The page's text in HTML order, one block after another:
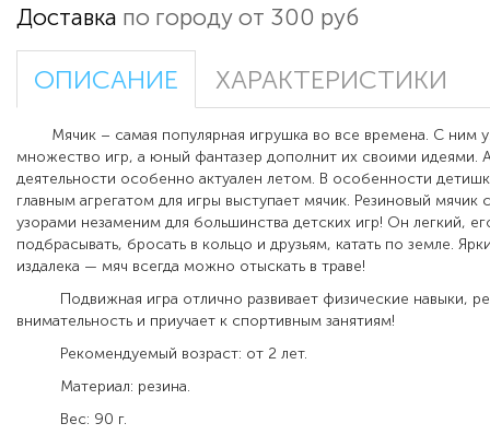
Доставка по городу от 300 руб
ОПИСАНИЕ ХАРАКТЕРИСТИКИ
Мячик – самая популярная игрушка во все времена. С ним
множество игр, а юный фантазер дополнит их своими идеями.
деятельности особенно актуален летом. В особенности
главным агрегатом для игры выступает мячик. Резиновый мячик
узорами незаменим для большинства детских игр! Он легкий,
подбрасывать, бросать в кольцо и друзьям, катать по земле.
издалека — мяч всегда можно отыскать в траве!
Подвижная игра отлично развивает физические навыки,
внимательность и приучает к спортивным занятиям!
Рекомендуемый возраст: от 2 лет.
Материал: резина.
Вес: 90 г.